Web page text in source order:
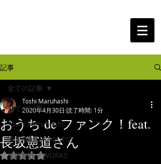
記事
全ての記事
Toshi Maruhashi
演奏依頼／REQUEST
楽曲制作／WORKS
全ての記事
おうち de ファンク！feat.
長坂憲道さん
Toshi Maruhashi
2020年4月30日 読了時間: 1分
5つ星のうちNaNと評価されています。